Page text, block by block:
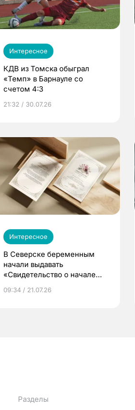
Интересное
КДВ из Томска обыграл
«Темп» в Барнауле со
счетом 4:3
21:32 / 30.07.26
Интересное
В Северске беременным
начали выдавать
«Свидетельство о начале
09:34 / 21.07.26
Разделы